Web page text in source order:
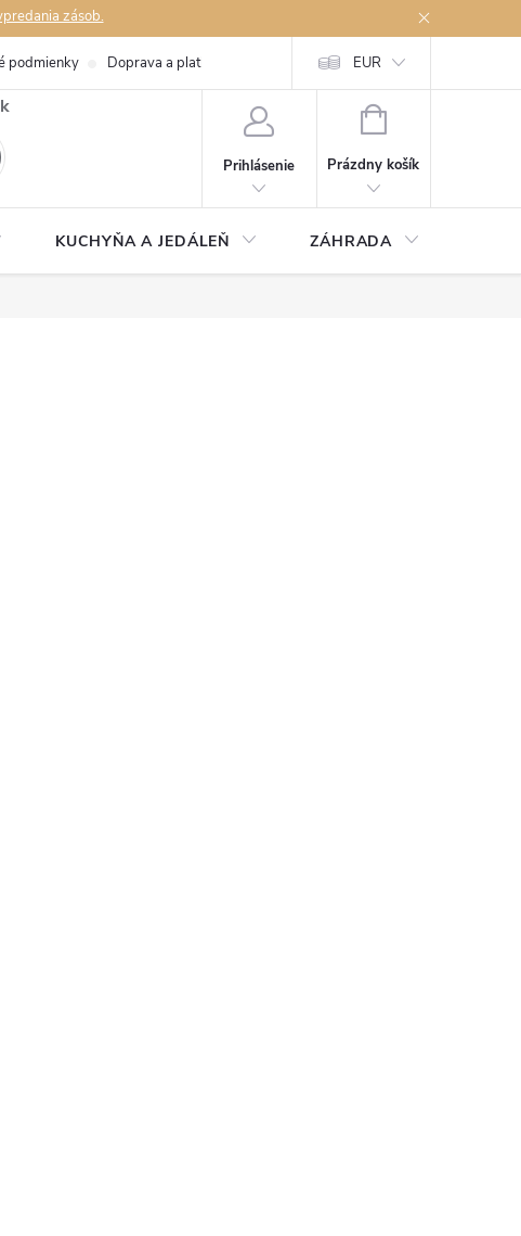
zásob.
podmienky Doprava a platby Podmienky ochrany osobných údajov
EUR
Prihlásenie
NÁKUPNÝ
Prázdny košík
KUCHYŇA A JEDÁLEŇ ZÁHRADA